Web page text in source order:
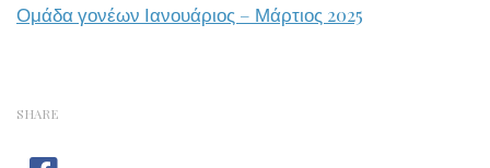
Ομάδα γονέων Ιανουάριος – Μάρτιος 2025
SHARE